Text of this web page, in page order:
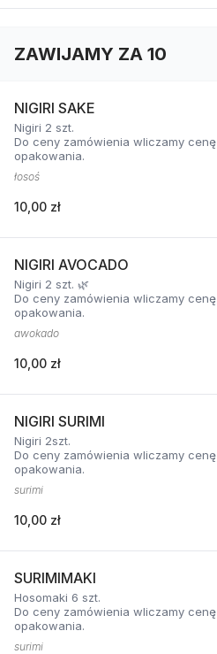
ZAWIJAMY ZA 10
NIGIRI SAKE
Nigiri 2 szt.
Do ceny zamówienia wliczamy cenę
opakowania.
łosoś
10,00 zł
NIGIRI AVOCADO
Nigiri 2 szt. 🌿
Do ceny zamówienia wliczamy cenę
opakowania.
awokado
10,00 zł
NIGIRI SURIMI
Nigiri 2szt.
Do ceny zamówienia wliczamy cenę
opakowania.
surimi
10,00 zł
SURIMIMAKI
Hosomaki 6 szt.
Do ceny zamówienia wliczamy cenę
opakowania.
surimi